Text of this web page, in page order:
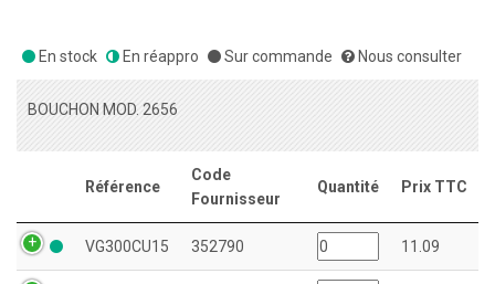
En stock En réappro Sur commande Nous consulter
BOUCHON MOD. 2656
Référence
Code
Fournisseur
Quantité Prix TTC
VG300CU15 352790 11.09